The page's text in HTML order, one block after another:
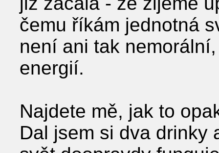
čemu říkám jednotná
není ani tak
energií.
Najdete mě, jak to
Dal jsem si dva drinky